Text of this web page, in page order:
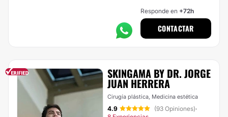
Responde en +72h
CONTACTAR
SKINGAMA BY DR. JORGE
JUAN HERRERA
Cirugía plástica, Medicina estética
4.9 (93 Opiniones)·